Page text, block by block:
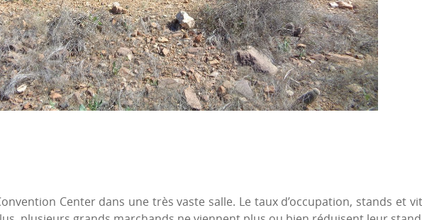
Center dans une très vaste salle. Le taux d’occupation, stands et